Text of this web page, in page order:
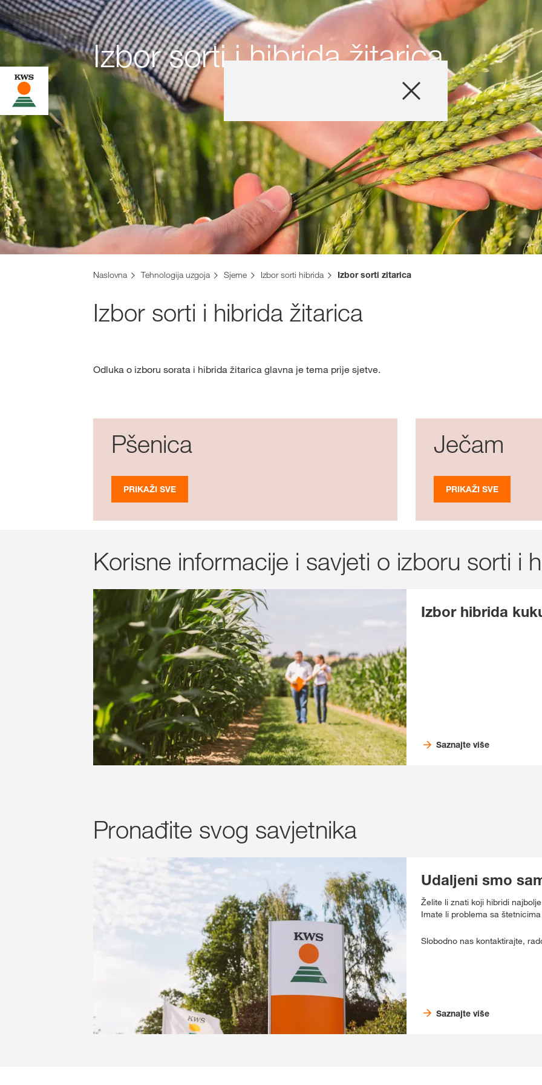
Sortiment
Tehnologija
Vijesti i noviteti
O nama
Stručni
Naslovna Tehnologija uzgoja Sjeme Izbor sorti hibrida Izbor sorti zitarica
Izbor sorti i hibrida žitarica
Izbor sorti i hibrida žitarica
Odluka o izboru sorata i hibrida žitarica glavna je tema prije sjetve.
Pšenica
PRIKAŽI SVE
Ječam
PRIKAŽI SVE
Korisne informacije i savjeti o izboru sorti i
Izbor hibrida
Saznajte više
Pronađite svog savjetnika
Udaljeni smo
Želite li znati koji hibridi
Imate li problema sa
Slobodno nas kontaktirajte,
Saznajte više